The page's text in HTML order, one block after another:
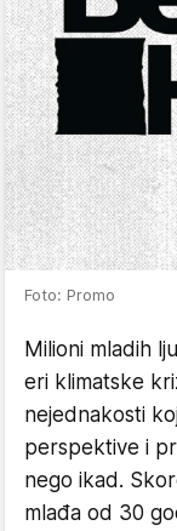
Foto: Promo
Milioni mladih
eri klimatske
nejednakosti
perspektive i
nego ikad.
mlađa od 30